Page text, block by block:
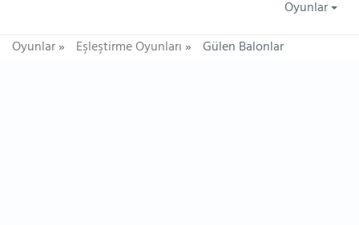
Oyunlar
Oyunlar» Eşleştirme Oyunları» Gülen Balonlar